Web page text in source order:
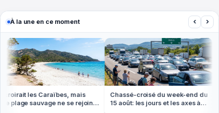
À la une en ce moment ‹ ›
les Caraïbes, mais
plage sauvage ne se rejoint
Chassé-croisé du week-end du
15 août: les jours et les axes à